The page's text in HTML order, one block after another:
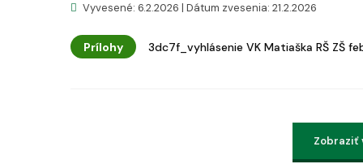
Vyvesené: 6.2.2026 | Dátum zvesenia: 21.2.2026
Prílohy 3dc7f_vyhlásenie VK Matiaška RŠ ZŠ
Zobraziť